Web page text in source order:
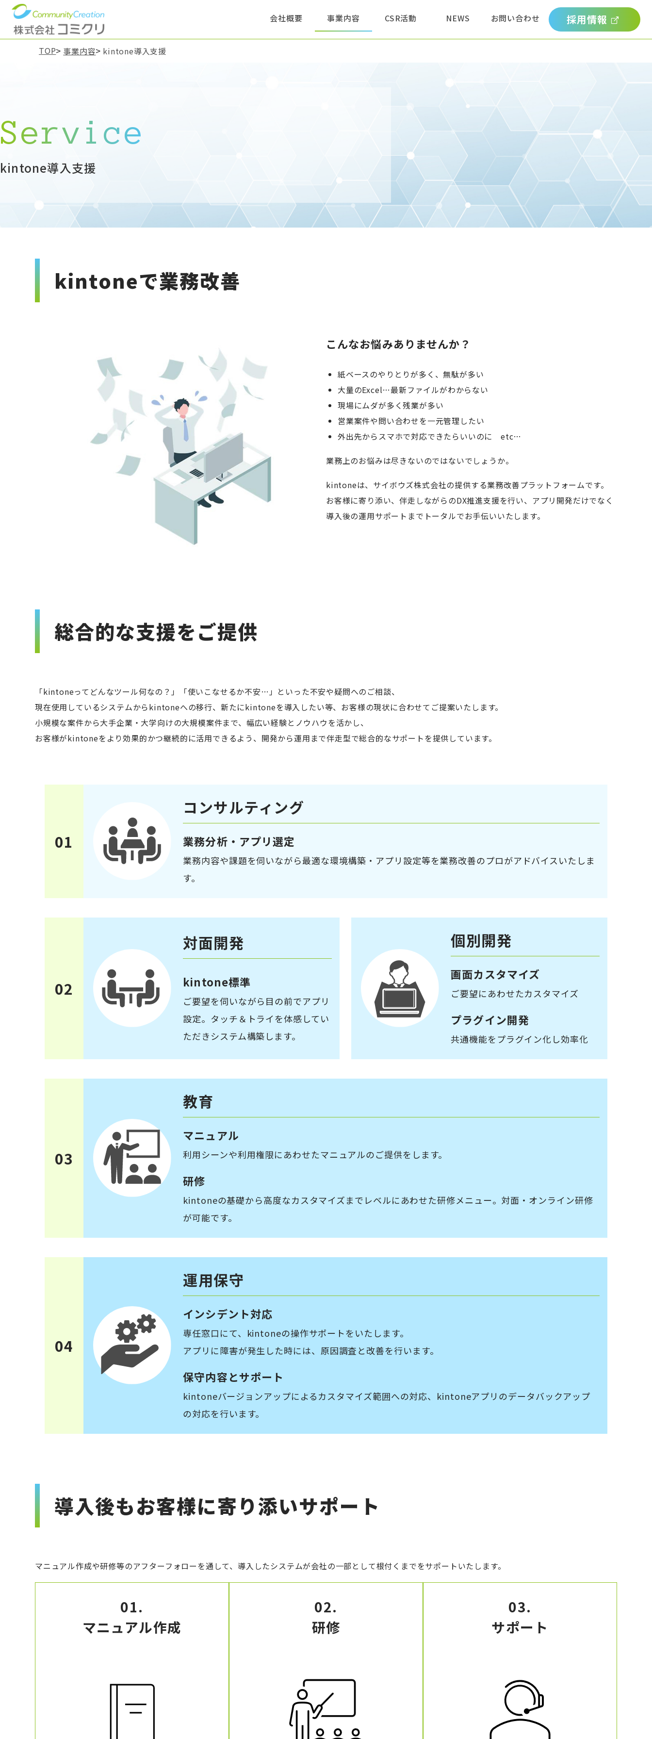
会社概要
事業内容 CSR活動 NEWS お問い合わせ 採用情報
TOP 事業内容 kintone導入支援
Service
kintone導入支援
kintoneで業務改善
こんなお悩みありませんか？
紙ベースのやりとりが多く、無駄が多い
大量のExcel…最新ファイルがわからない
現場にムダが多く残業が多い
営業案件や問い合わせを一元管理したい
外出先からスマホで対応できたらいいのに etc…
業務上のお悩みは尽きないのではないでしょうか。
kintoneは、サイボウズ株式会社の提供する業務改善プラットフォームです。
お客様に寄り添い、伴走しながらのDX推進支援を行い、アプリ開発だけでなく
導入後の運用サポートまでトータルでお手伝いいたします。
総合的な支援をご提供
「kintoneってどんなツール何なの？」「使いこなせるか不安…」といった不安や疑問へのご相談、
現在使用しているシステムからkintoneへの移行、新たにkintoneを導入したい等、お客様の現状に合わせてご提案いたします。
小規模な案件から大手企業・大学向けの大規模案件まで、幅広い経験とノウハウを活かし、
お客様がkintoneをより効果的かつ継続的に活用できるよう、開発から運用まで伴走型で総合的なサポートを提供しています。
01
コンサルティング
業務分析・アプリ選定
業務内容や課題を伺いながら最適な環境構築・アプリ設定等を業務改善のプロがアドバイスいたしま
す。
02
対面開発
kintone標準
ご要望を伺いながら目の前でアプリ
設定。タッチ＆トライを体感してい
ただきシステム構築します。
個別開発
画面カスタマイズ
ご要望にあわせたカスタマイズ
プラグイン開発
共通機能をプラグイン化し効率化
03
教育
マニュアル
利用シーンや利用権限にあわせたマニュアルのご提供をします。
研修
kintoneの基礎から高度なカスタマイズまでレベルにあわせた研修メニュー。対面・オンライン研修
が可能です。
04
運用保守
インシデント対応
専任窓口にて、kintoneの操作サポートをいたします。
アプリに障害が発生した時には、原因調査と改善を行います。
保守内容とサポート
kintoneバージョンアップによるカスタマイズ範囲への対応、kintoneアプリのデータバックアップ
の対応を行います。
導入後もお客様に寄り添いサポート
マニュアル作成や研修等のアフターフォローを通して、導入したシステムが会社の一部として根付くまでをサポートいたします。
01.
マニュアル作成
02.
研修
03.
サポート